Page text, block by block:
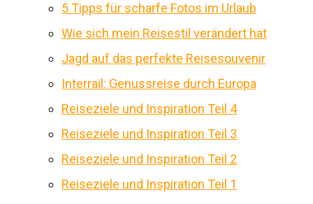
5 Tipps für scharfe Fotos im Urlaub
Wie sich mein Reisestil verändert hat
Jagd auf das perfekte Reisesouvenir
Interrail: Genussreise durch Europa
Reiseziele und Inspiration Teil 4
Reiseziele und Inspiration Teil 3
Reiseziele und Inspiration Teil 2
Reiseziele und Inspiration Teil 1